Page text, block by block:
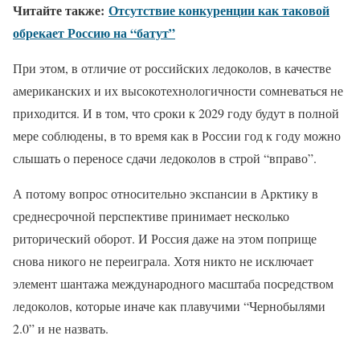
Читайте также: Отсутствие конкуренции как таковой
обрекает Россию на “батут”
При этом, в отличие от российских ледоколов, в качестве
американских и их высокотехнологичности сомневаться не
приходится. И в том, что сроки к 2029 году будут в полной
мере соблюдены, в то время как в России год к году можно
слышать о переносе сдачи ледоколов в строй “вправо”.
А потому вопрос относительно экспансии в Арктику в
среднесрочной перспективе принимает несколько
риторический оборот. И Россия даже на этом поприще
снова никого не переиграла. Хотя никто не исключает
элемент шантажа международного масштаба посредством
ледоколов, которые иначе как плавучими “Чернобылями
2.0” и не назвать.